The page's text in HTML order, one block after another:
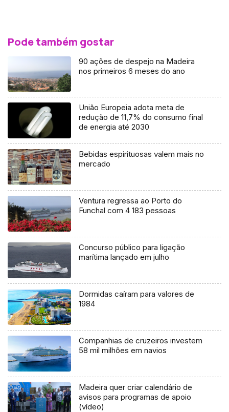
Pode também gostar
90 ações de despejo na Madeira
nos primeiros 6 meses do ano
União Europeia adota meta de
redução de 11,7% do consumo final
de energia até 2030
Bebidas espirituosas valem mais no
mercado
Ventura regressa ao Porto do
Funchal com 4 183 pessoas
Concurso público para ligação
marítima lançado em julho
Dormidas caíram para valores de
1984
Companhias de cruzeiros investem
58 mil milhões em navios
Madeira quer criar calendário de
avisos para programas de apoio
(vídeo)